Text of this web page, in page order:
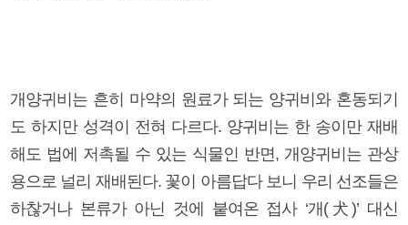
개양귀비는 흔히 마약의 원료가 되는 양귀비와 혼동되기
도 하지만 성격이 전혀 다르다. 양귀비는 한 송이만 재배
해도 법에 저촉될 수 있는 식물인 반면, 개양귀비는 관상
용으로 널리 재배된다. 꽃이 아름답다 보니 우리 선조들은
하찮거나 본류가 아닌 것에 붙여온 접사 ‘개(犬)’ 대신